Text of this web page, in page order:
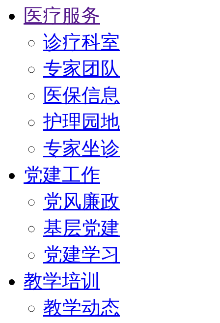
医疗服务
诊疗科室
专家团队
医保信息
护理园地
专家坐诊
党建工作
党风廉政
基层党建
党建学习
教学培训
教学动态